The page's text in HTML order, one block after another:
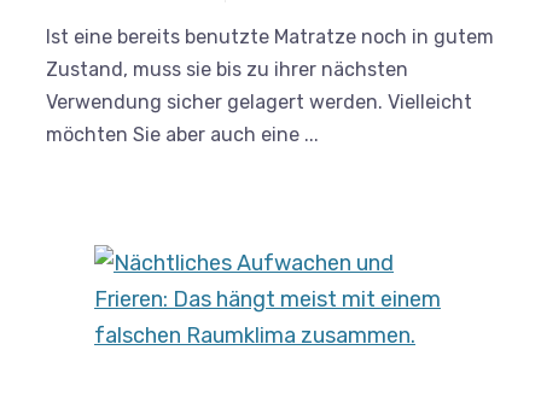
Ist eine bereits benutzte Matratze noch in gutem
Zustand, muss sie bis zu ihrer nächsten
Verwendung sicher gelagert werden. Vielleicht
möchten Sie aber auch eine ...